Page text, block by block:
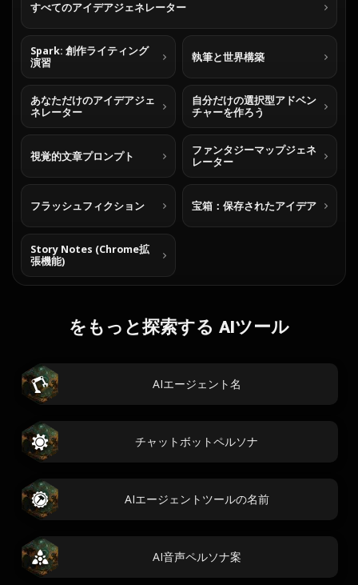
すべてのアイデアジェネレーター
Spark: 創作ライティング
演習
執筆と世界構築
あなただけのアイデアジェ
ネレーター
自分だけの選択型アドベン
チャーを作ろう
視覚的文章プロンプト
ファンタジーマップジェネ
レーター
フラッシュフィクション 宝箱：保存されたアイデア
Story Notes (Chrome拡
張機能)
をもっと探索する AIツール
AIエージェント名
チャットボットペルソナ
AIエージェントツールの名前
AI音声ペルソナ案